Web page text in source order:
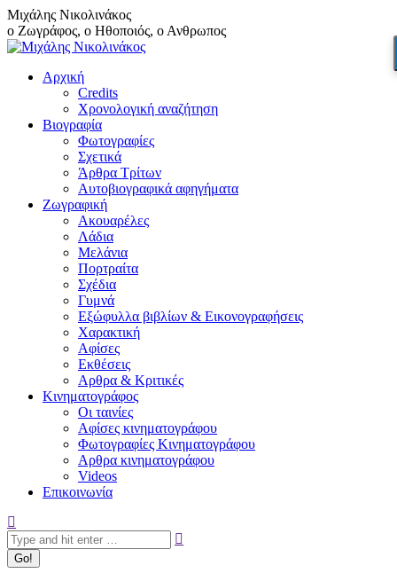
Skip
to
content
Μιχάλης Νικολινάκος
ο Ζωγράφος, ο Ηθοποιός, ο Ανθρωπος
Αρχική
Credits
Χρονολογική αναζήτηση
Βιογραφία
Φωτογραφίες
Σχετικά
Άρθρα Τρίτων
Αυτοβιογραφικά αφηγήματα
Ζωγραφική
Ακουαρέλες
Λάδια
Μελάνια
Πορτραίτα
Σχέδια
Γυμνά
Εξώφυλλα βιβλίων & Εικονογραφήσεις
Χαρακτική
Αφίσες
Εκθέσεις
Αρθρα & Κριτικές
Κινηματογράφος
Οι ταινίες
Αφίσες κινηματογράφου
Φωτογραφίες Κινηματογράφου
Αρθρα κινηματογράφου
Videos
Επικοινωνία
Search: